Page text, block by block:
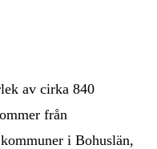
av cirka 840
från
i Bohuslän,